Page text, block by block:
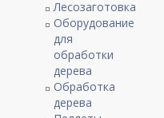
Лесозаготовка
Оборудование
для
обработки
дерева
Обработка
дерева